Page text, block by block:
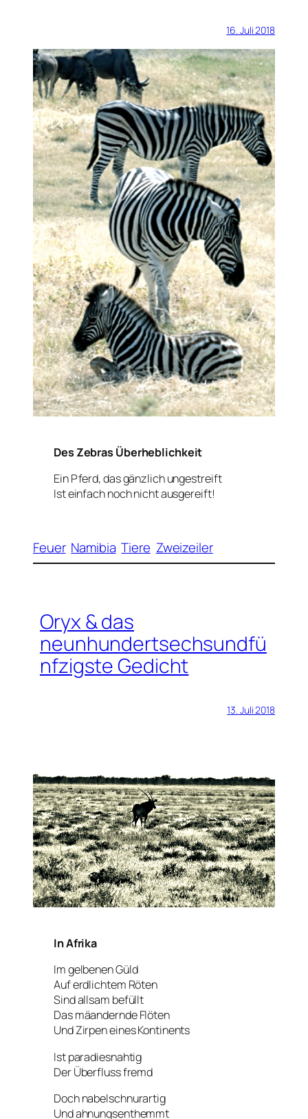
16. Juli 2018
Des Zebras Überheblichkeit
Ein Pferd, das gänzlich ungestreift
Ist einfach noch nicht ausgereift!
Feuer Namibia Tiere Zweizeiler
Oryx & das
neunhundertsechsundfü
nfzigste Gedicht
13. Juli 2018
In Afrika
Im gelbenen Güld
Auf erdlichtem Röten
Sind allsam befüllt
Das mäandernde Flöten
Und Zirpen eines Kontinents
Ist paradiesnahtig
Der Überfluss fremd
Doch nabelschnurartig
Und ahnungsenthemmt